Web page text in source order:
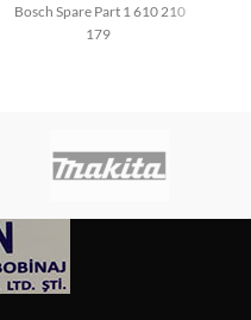
Bosch Spare Part 1 610 210
179